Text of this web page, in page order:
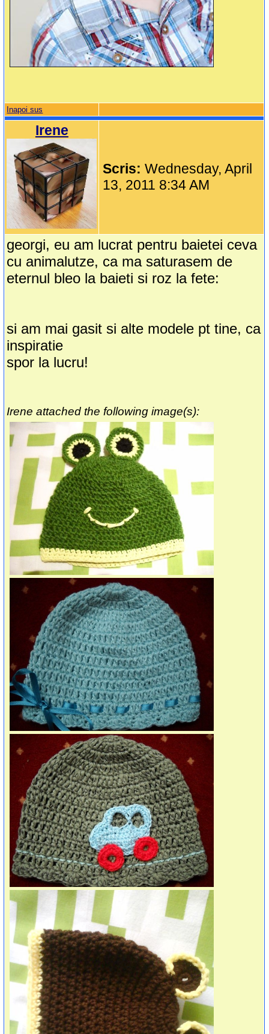
Inapoi sus
Irene
Scris:Wednesday, April
13, 2011 8:34 AM
georgi, eu am lucrat pentru baietei ceva
cu animalutze, ca ma saturasem de
eternul bleo la baieti si roz la fete:
si am mai gasit si alte modele pt tine, ca
inspiratie
spor la lucru!
Irene attached the following image(s):